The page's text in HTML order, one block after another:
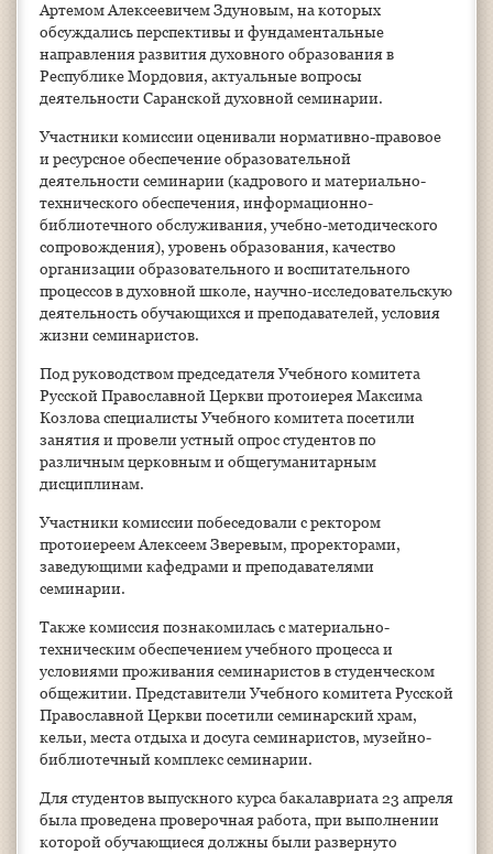
Артемом Алексеевичем Здуновым, на которых
обсуждались перспективы и фундаментальные
направления развития духовного образования в
Республике Мордовия, актуальные вопросы
деятельности Саранской духовной семинарии.
Участники комиссии оценивали нормативно-правовое
и ресурсное обеспечение образовательной
деятельности семинарии (кадрового и материально-
технического обеспечения, информационно-
библиотечного обслуживания, учебно-методического
сопровождения), уровень образования, качество
организации образовательного и воспитательного
процессов в духовной школе, научно-исследовательскую
деятельность обучающихся и преподавателей, условия
жизни семинаристов.
Под руководством председателя Учебного комитета
Русской Православной Церкви протоиерея Максима
Козлова специалисты Учебного комитета посетили
занятия и провели устный опрос студентов по
различным церковным и общегуманитарным
дисциплинам.
Участники комиссии побеседовали с ректором
протоиереем Алексеем Зверевым, проректорами,
заведующими кафедрами и преподавателями
семинарии.
Также комиссия познакомилась с материально-
техническим обеспечением учебного процесса и
условиями проживания семинаристов в студенческом
общежитии. Представители Учебного комитета Русской
Православной Церкви посетили семинарский храм,
кельи, места отдыха и досуга семинаристов, музейно-
библиотечный комплекс семинарии.
Для студентов выпускного курса бакалавриата 23 апреля
была проведена проверочная работа, при выполнении
которой обучающиеся должны были развернуто